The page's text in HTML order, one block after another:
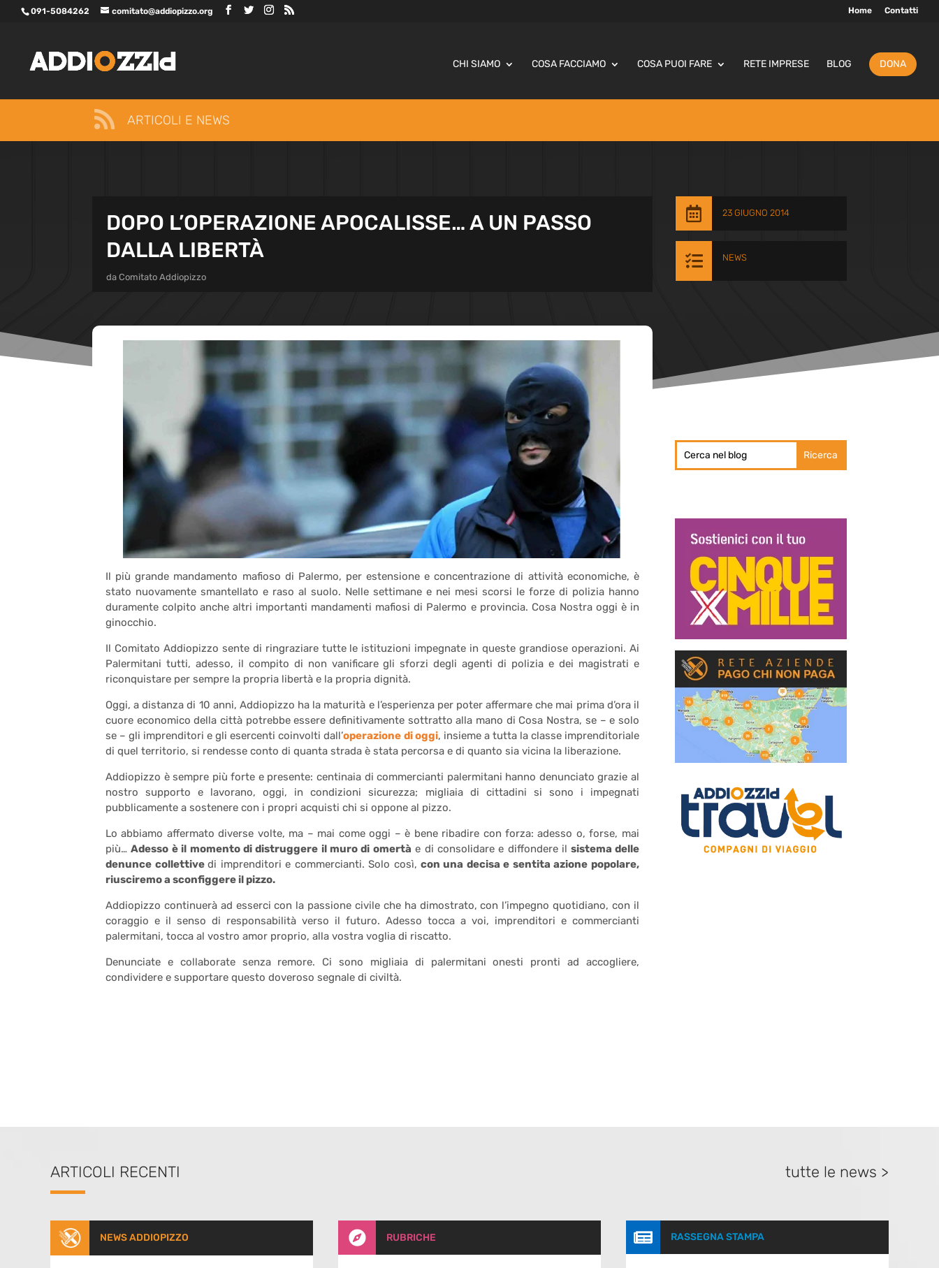
091-5084262 comitato@addiopizzo.org Home Contatti
CHI SIAMO COSA FACCIAMO COSA PUOI FARE RETE IMPRESE BLOG DONA
 ARTICOLI E NEWS
DOPO L’OPERAZIONE APOCALISSE… A UN PASSO
DALLA LIBERTÀ
da Comitato Addiopizzo
 23 GIUGNO 2014
 NEWS
Il più grande mandamento mafioso di Palermo, per estensione e concentrazione di attività economiche, è
stato nuovamente smantellato e raso al suolo. Nelle settimane e nei mesi scorsi le forze di polizia hanno
duramente colpito anche altri importanti mandamenti mafiosi di Palermo e provincia. Cosa Nostra oggi è in
ginocchio.
Il Comitato Addiopizzo sente di ringraziare tutte le istituzioni impegnate in queste grandiose operazioni. Ai
Palermitani tutti, adesso, il compito di non vanificare gli sforzi degli agenti di polizia e dei magistrati e
riconquistare per sempre la propria libertà e la propria dignità.
Oggi, a distanza di 10 anni, Addiopizzo ha la maturità e l’esperienza per poter affermare che mai prima d’ora il
cuore economico della città potrebbe essere definitivamente sottratto alla mano di Cosa Nostra, se – e solo
se – gli imprenditori e gli esercenti coinvolti dall’operazione di oggi, insieme a tutta la classe imprenditoriale
di quel territorio, si rendesse conto di quanta strada è stata percorsa e di quanto sia vicina la liberazione.
Addiopizzo è sempre più forte e presente: centinaia di commercianti palermitani hanno denunciato grazie al
nostro supporto e lavorano, oggi, in condizioni sicurezza; migliaia di cittadini si sono i impegnati
pubblicamente a sostenere con i propri acquisti chi si oppone al pizzo.
Lo abbiamo affermato diverse volte, ma – mai come oggi – è bene ribadire con forza: adesso o, forse, mai
più…Adesso è il momento di distruggere il muro di omertà e di consolidare e diffondere il sistema delle
denunce collettivedi imprenditori e commercianti. Solo così, con una decisa e sentita azione popolare,
riusciremo a sconfiggere il pizzo.
Addiopizzo continuerà ad esserci con la passione civile che ha dimostrato, con l’impegno quotidiano, con il
coraggio e il senso di responsabilità verso il futuro. Adesso tocca a voi, imprenditori e commercianti
palermitani, tocca al vostro amor proprio, alla vostra voglia di riscatto.
Denunciate e collaborate senza remore. Ci sono migliaia di palermitani onesti pronti ad accogliere,
condividere e supportare questo doveroso segnale di civiltà.
ARTICOLI RECENTI tutte le news >
NEWS ADDIOPIZZO  RUBRICHE  RASSEGNA STAMPA